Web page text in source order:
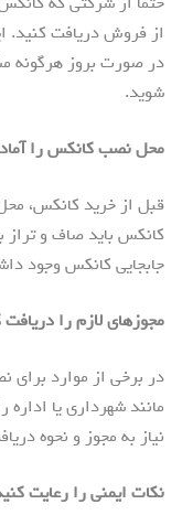
از فروش دریافت کنید.
در صورت بروز هرگونه
شوید.
محل نصب کانکس را
قبل از خرید کانکس،
کانکس باید صاف و تراز
جابجایی کانکس وجود
مجوزهای لازم را دریافت
در برخی از موارد برای
مانند شهرداری یا
نیاز به مجوز و نحوه
نکات ایمنی را رعایت